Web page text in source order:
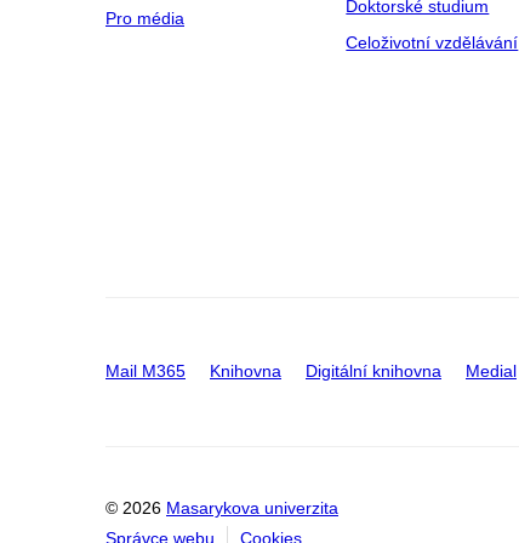
Pro média
Doktorské studium
Celoživotní vzdělávání
Mail M365 Knihovna Digitální knihovna Medial
© 2026 Masarykova univerzita
Správce webu
Cookies